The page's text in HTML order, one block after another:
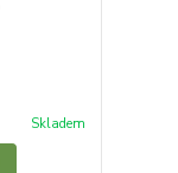
Skladem